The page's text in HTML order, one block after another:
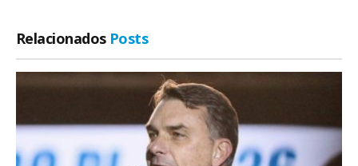
Relacionados Posts